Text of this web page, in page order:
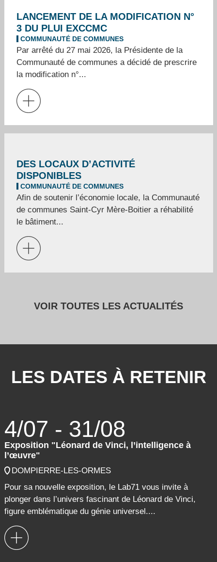
LANCEMENT DE LA MODIFICATION N°
3 DU PLUI EXCCMC
COMMUNAUTÉ DE COMMUNES
Par arrêté du 27 mai 2026, la Présidente de la
Communauté de communes a décidé de prescrire
la modification n°...
DES LOCAUX D’ACTIVITÉ
DISPONIBLES
COMMUNAUTÉ DE COMMUNES
Afin de soutenir l’économie locale, la Communauté
de communes Saint-Cyr Mère-Boitier a réhabilité
le bâtiment...
VOIR TOUTES LES ACTUALITÉS
LES DATES À RETENIR
4/07 - 31/08
Exposition "Léonard de Vinci, l’intelligence à
l’œuvre"
DOMPIERRE-LES-ORMES
Pour sa nouvelle exposition, le Lab71 vous invite à
plonger dans l’univers fascinant de Léonard de Vinci,
figure emblématique du génie universel....